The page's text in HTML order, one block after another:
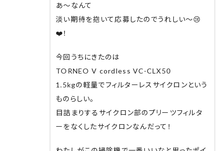
あ〜なんて
淡い期待を抱いて応募したのでうれしい〜😢
❤️！
今回うちにきたのは
TORNEO V cordless VC-CLX50
1.5kgの軽量でフィルターレスサイクロンという
ものらしい。
目詰まりするサイクロン部のプリーツフィルタ
ーをなくしたサイクロンなんだって！